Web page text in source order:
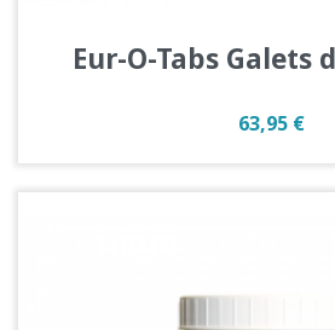
Eur-O-Tabs Galets
Prix
63,95 €